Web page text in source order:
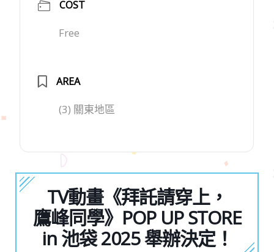
COST
Free
AREA
(3) 關東地區
TV動畫《拜託請穿上，
鷹峰同學》POP UP STORE
in 池袋 2025 舉辦決定！